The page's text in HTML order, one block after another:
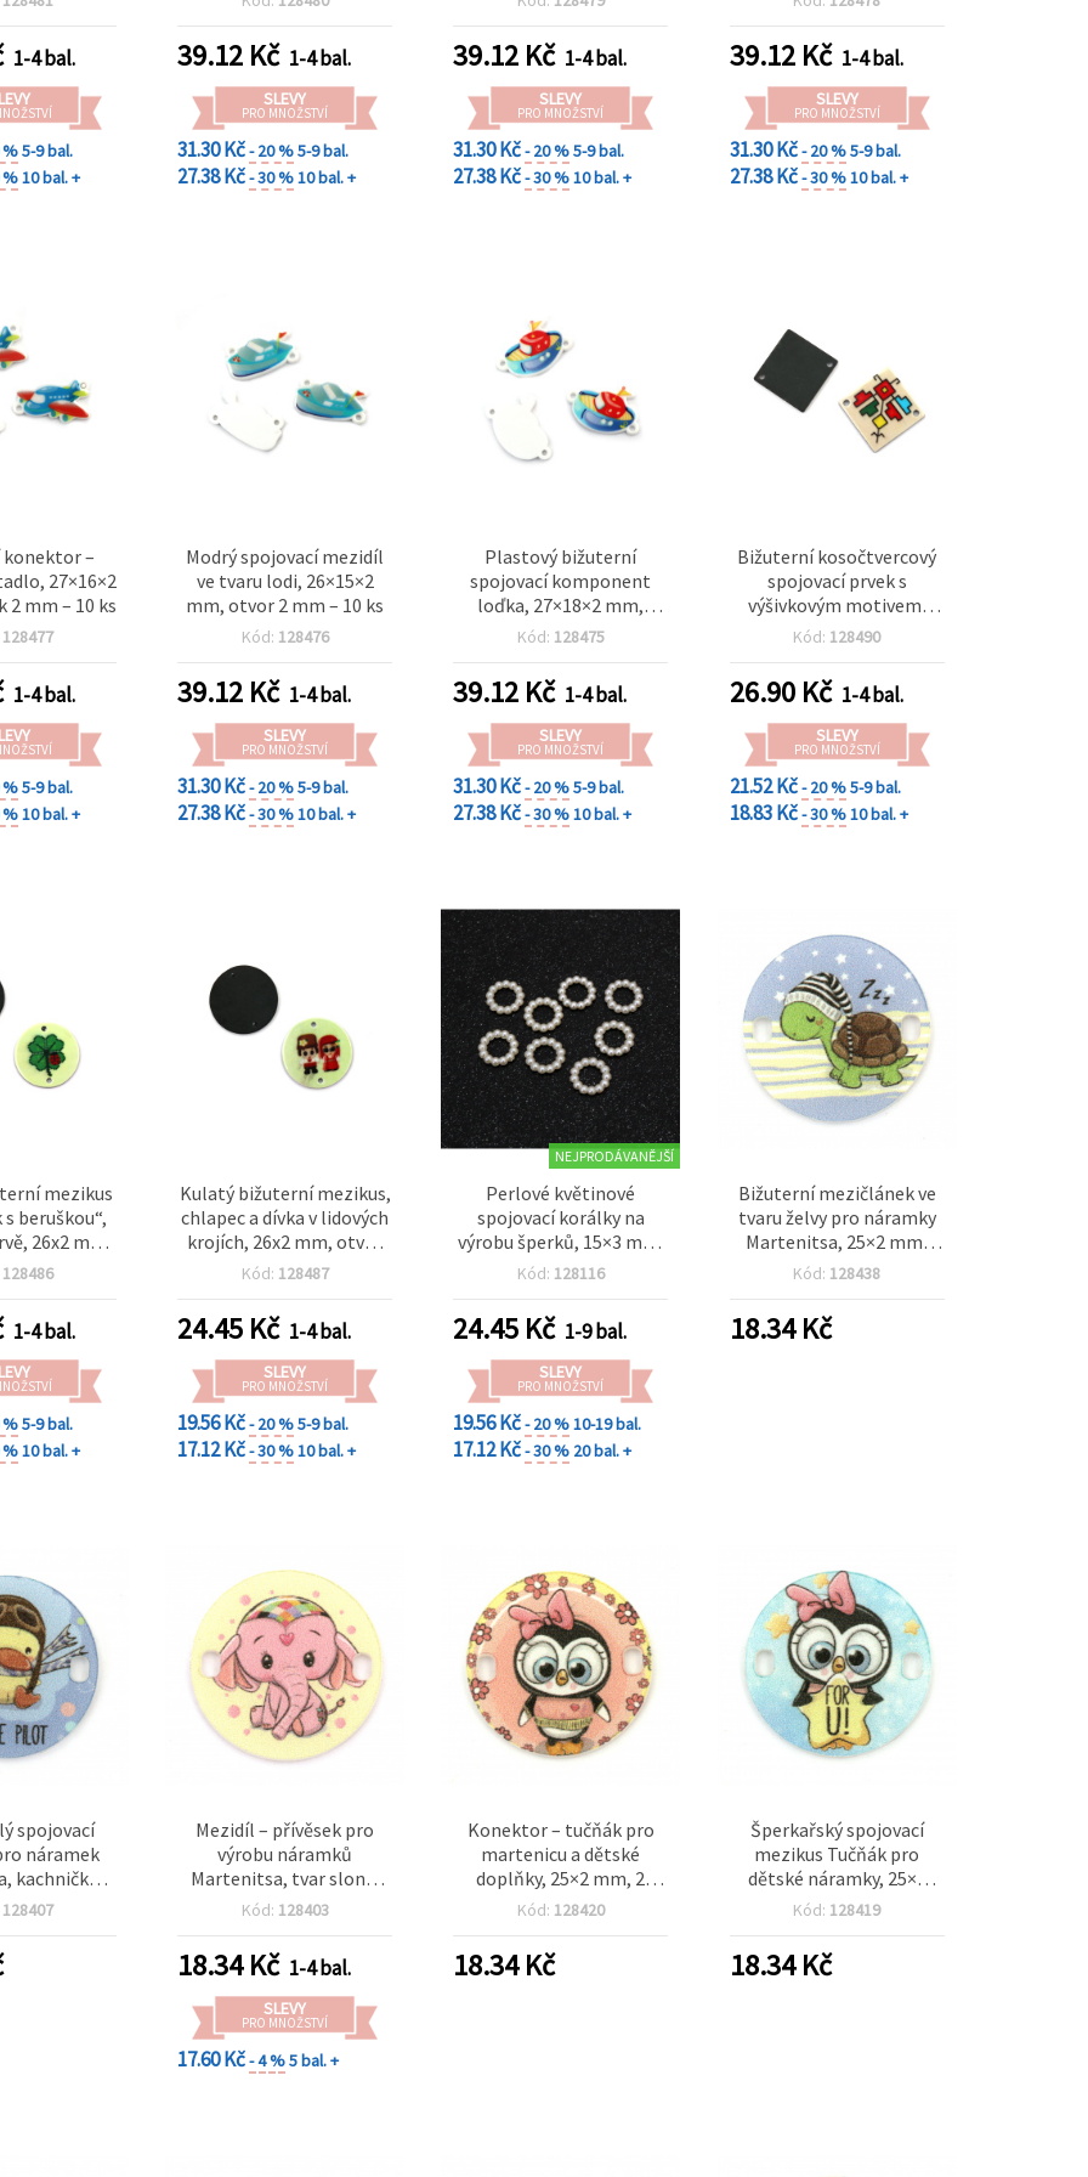
1-4 bal.
%5-9 bal.
%10 bal. +
39.12 Kč 1-4 bal.
SLEVY
PRO MNOŽSTVÍ
31.30 Kč- 20 %5-9 bal.
27.38 Kč- 30 %10 bal. +
39.12 Kč 1-4 bal.
SLEVY
PRO MNOŽSTVÍ
31.30 Kč- 20 %5-9 bal.
27.38 Kč- 30 %10 bal. +
39.12Kč 1-4 bal.
SLEVY
PRO MNOŽSTVÍ
31.30 Kč- 20 %5-9 bal.
27.38 Kč- 30 %10 bal. +
–
27×16×2
2 mm – 10 ks
128477
1-4 bal.
%5-9 bal.
%10 bal. +
Modrý spojovací mezidíl
ve tvaru lodi, 26×15×2
mm, otvor 2 mm – 10 ks
Kód: 128476
39.12 Kč 1-4 bal.
SLEVY
PRO MNOŽSTVÍ
31.30 Kč- 20 %5-9 bal.
27.38 Kč- 30 %10 bal. +
Plastový bižuterní
spojovací komponent
loďka, 27×18×2 mm,
otvor 2 mm – 10 ks
Kód: 128475
39.12 Kč 1-4 bal.
SLEVY
PRO MNOŽSTVÍ
31.30 Kč- 20 %5-9 bal.
27.38 Kč- 30 %10 bal. +
Bižuterní kosočtvercový
spojovací prvek s
výšivkovým motivem,
26×2 mm, otvor 1 mm – 5
Kód: 128490
26.90Kč 1-4 bal.
SLEVY
PRO MNOŽSTVÍ
21.52 Kč- 20 %5-9 bal.
18.83 Kč- 30 %10 bal. +
mezikus
beruškou“,
26x2 mm,
– 5 ks, na
šperků
128486
1-4 bal.
%5-9 bal.
%10 bal. +
Kulatý bižuterní mezikus,
chlapec a dívka v lidových
krojích, 26x2 mm, otvor
1,5 mm, antické stříbro –
Kód: 128487
24.45 Kč 1-4 bal.
SLEVY
PRO MNOŽSTVÍ
19.56 Kč- 20 %5-9 bal.
17.12 Kč- 30 %10 bal. +
NEJPRODÁVANĚJŠÍ
Perlové květinové
spojovací korálky na
výrobu šperků, 15×3 mm,
krémová barva – 50 ks
Kód: 128116
24.45 Kč 1-9 bal.
SLEVY
PRO MNOŽSTVÍ
19.56 Kč- 20 %10-19 bal.
17.12 Kč- 30 % 20 bal. +
Bižuterní mezičlánek ve
tvaru želvy pro náramky
Martenitsa, 25×2 mm,
otvor 2×3 mm – 5 ks
Kód: 128438
18.34Kč
spojovací
náramek
kachnička,
2x3 mm
128407
Mezidíl – přívěsek pro
výrobu náramků
Martenitsa, tvar slona,
25×2 mm, otvor 2×3 mm,
Kód: 128403
18.34Kč 1-4 bal.
SLEVY
PRO MNOŽSTVÍ
17.60 Kč- 4 %5 bal. +
Konektor – tučňák pro
martenicu a dětské
doplňky, 25×2 mm, 2
otvory 3 mm, 5 ks
Kód: 128420
18.34Kč
Šperkařský spojovací
mezikus Tučňák pro
dětské náramky, 25×2
mm, otvor 2×3 mm – 5 ks
Kód: 128419
18.34Kč